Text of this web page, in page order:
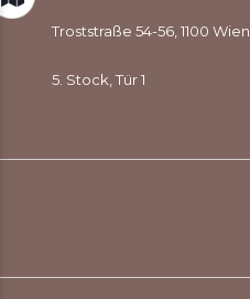
Troststraße 54-56, 1100 Wien
5. Stock, Tür 1